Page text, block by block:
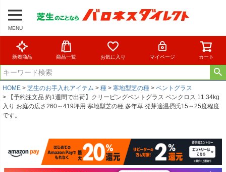
MENU
新着商品 商品一覧 お気に入り マイページ カート
HOME 芝生のお手入れアイテム 種 寒地型芝の種
ベントグラス
【予約注文品 約1週間で出荷】クリーピングベントグラス ペンクロス 11.34kg
入り お庭の広さ260～419坪用 寒地型芝の種 多年草 発芽適温摂氏15～25度程度
です。